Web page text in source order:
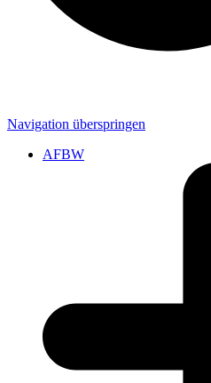
Navigation überspringen
AFBW